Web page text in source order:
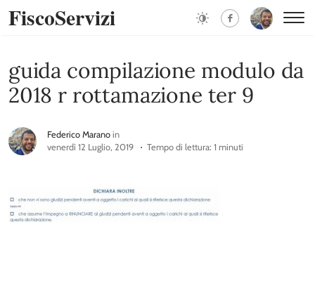
FiscoServizi
guida compilazione modulo da
2018 r rottamazione ter 9
Federico Marano in
venerdì 12 Luglio, 2019
Tempo di lettura: 1 minuti